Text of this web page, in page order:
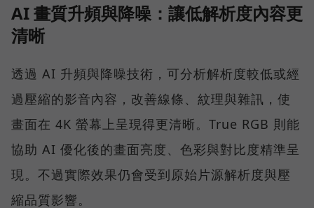
AI 畫質升頻與降噪：讓低解析度內容更
清晰
透過 AI 升頻與降噪技術，可分析解析度較低或經
過壓縮的影音內容，改善線條、紋理與雜訊，使
畫面在 4K 螢幕上呈現得更清晰。True RGB 則能
協助 AI 優化後的畫面亮度、色彩與對比度精準呈
現。不過實際效果仍會受到原始片源解析度與壓
縮品質影響。